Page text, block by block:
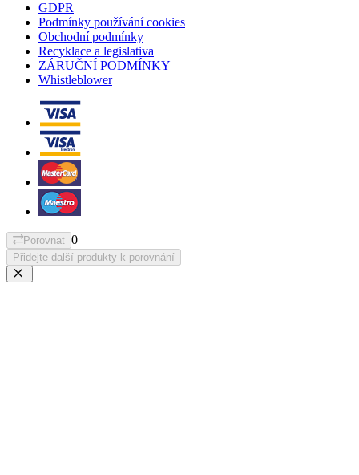
GDPR
Podmínky používání cookies
Obchodní podmínky
Recyklace a legislativa
ZÁRUČNÍ PODMÍNKY
Whistleblower
Porovnat 0
Přidejte další produkty k porovnání